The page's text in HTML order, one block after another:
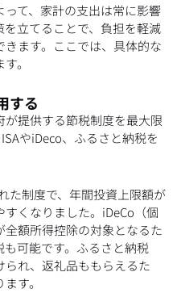
て、家計の支出は常に影響
立てることで、負担を軽減
ます。ここでは、具体的な
。
する
提供する節税制度を最大限
やiDeco、ふるさと納税を
た制度で、年間投資上限額が
くなりました。iDeCo（個
額所得控除の対象となるた
可能です。ふるさと納税
れ、返礼品ももらえるた
す。